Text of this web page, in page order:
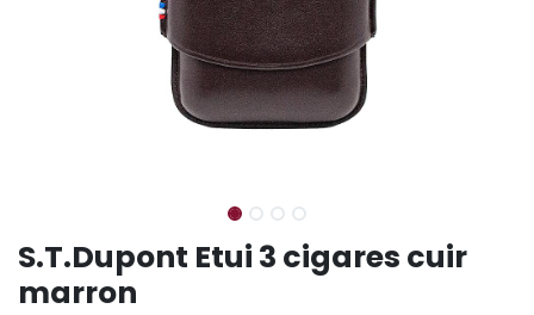
S.T.Dupont Etui 3 cigares cuir
marron